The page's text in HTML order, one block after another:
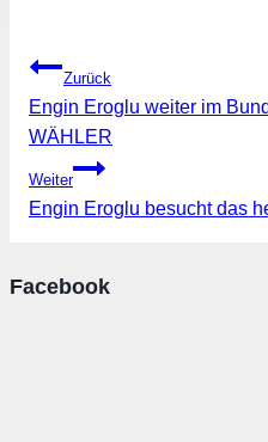
Beitragsnavigation
Zurück
Engin Eroglu weiter im
WÄHLER
Weiter
Engin Eroglu besucht das
Facebook